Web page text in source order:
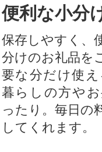
便利な小分
保存しやすく、
分けのお礼品を
要な分だけ使
暮らしの方や
ったり。毎日の
してくれます。